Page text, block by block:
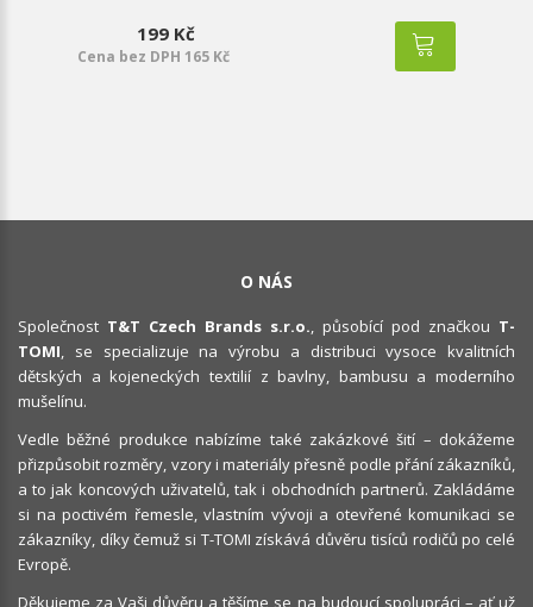
199 Kč
Cena bez DPH 165 Kč
O NÁS
Společnost T&T Czech Brands s.r.o., působící pod značkou T-
TOMI, se specializuje na výrobu a distribuci vysoce kvalitních
dětských a kojeneckých textilií z bavlny, bambusu a moderního
mušelínu.
Vedle běžné produkce nabízíme také zakázkové šití – dokážeme
přizpůsobit rozměry, vzory i materiály přesně podle přání zákazníků,
a to jak koncových uživatelů, tak i obchodních partnerů. Zakládáme
si na poctivém řemesle, vlastním vývoji a otevřené komunikaci se
zákazníky, díky čemuž si T-TOMI získává důvěru tisíců rodičů po celé
Evropě.
Děkujeme za Vaši důvěru a těšíme se na budoucí spolupráci – ať už